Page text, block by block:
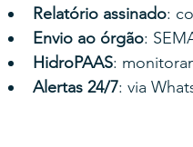
Relatório assinado:
Envio ao órgão:
HidroPAAS:
Alertas 24/7: via